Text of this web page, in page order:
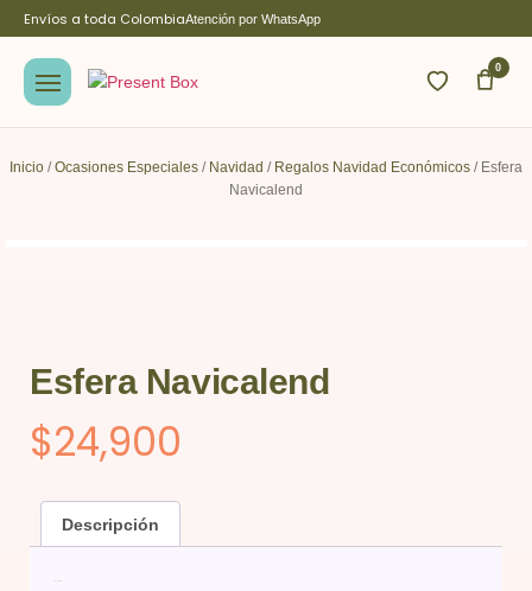
Envíos a toda ColombiaAtención por WhatsApp
0
Inicio /Ocasiones Especiales / Navidad / Regalos Navidad Económicos / Esfera
Navicalend
Esfera Navicalend
$24,900
Descripción